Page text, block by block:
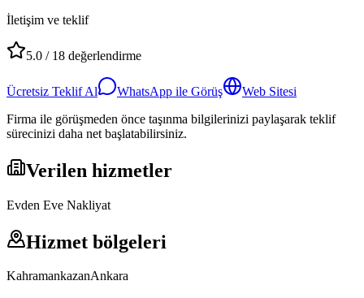
İletişim ve teklif
5.0 / 18 değerlendirme
Ücretsiz Teklif Al WhatsApp ile Görüş
Web Sitesi
Firma ile görüşmeden önce taşınma bilgilerinizi paylaşarak teklif
sürecinizi daha net başlatabilirsiniz.
Verilen hizmetler
Evden Eve Nakliyat
Hizmet bölgeleri
KahramankazanAnkara